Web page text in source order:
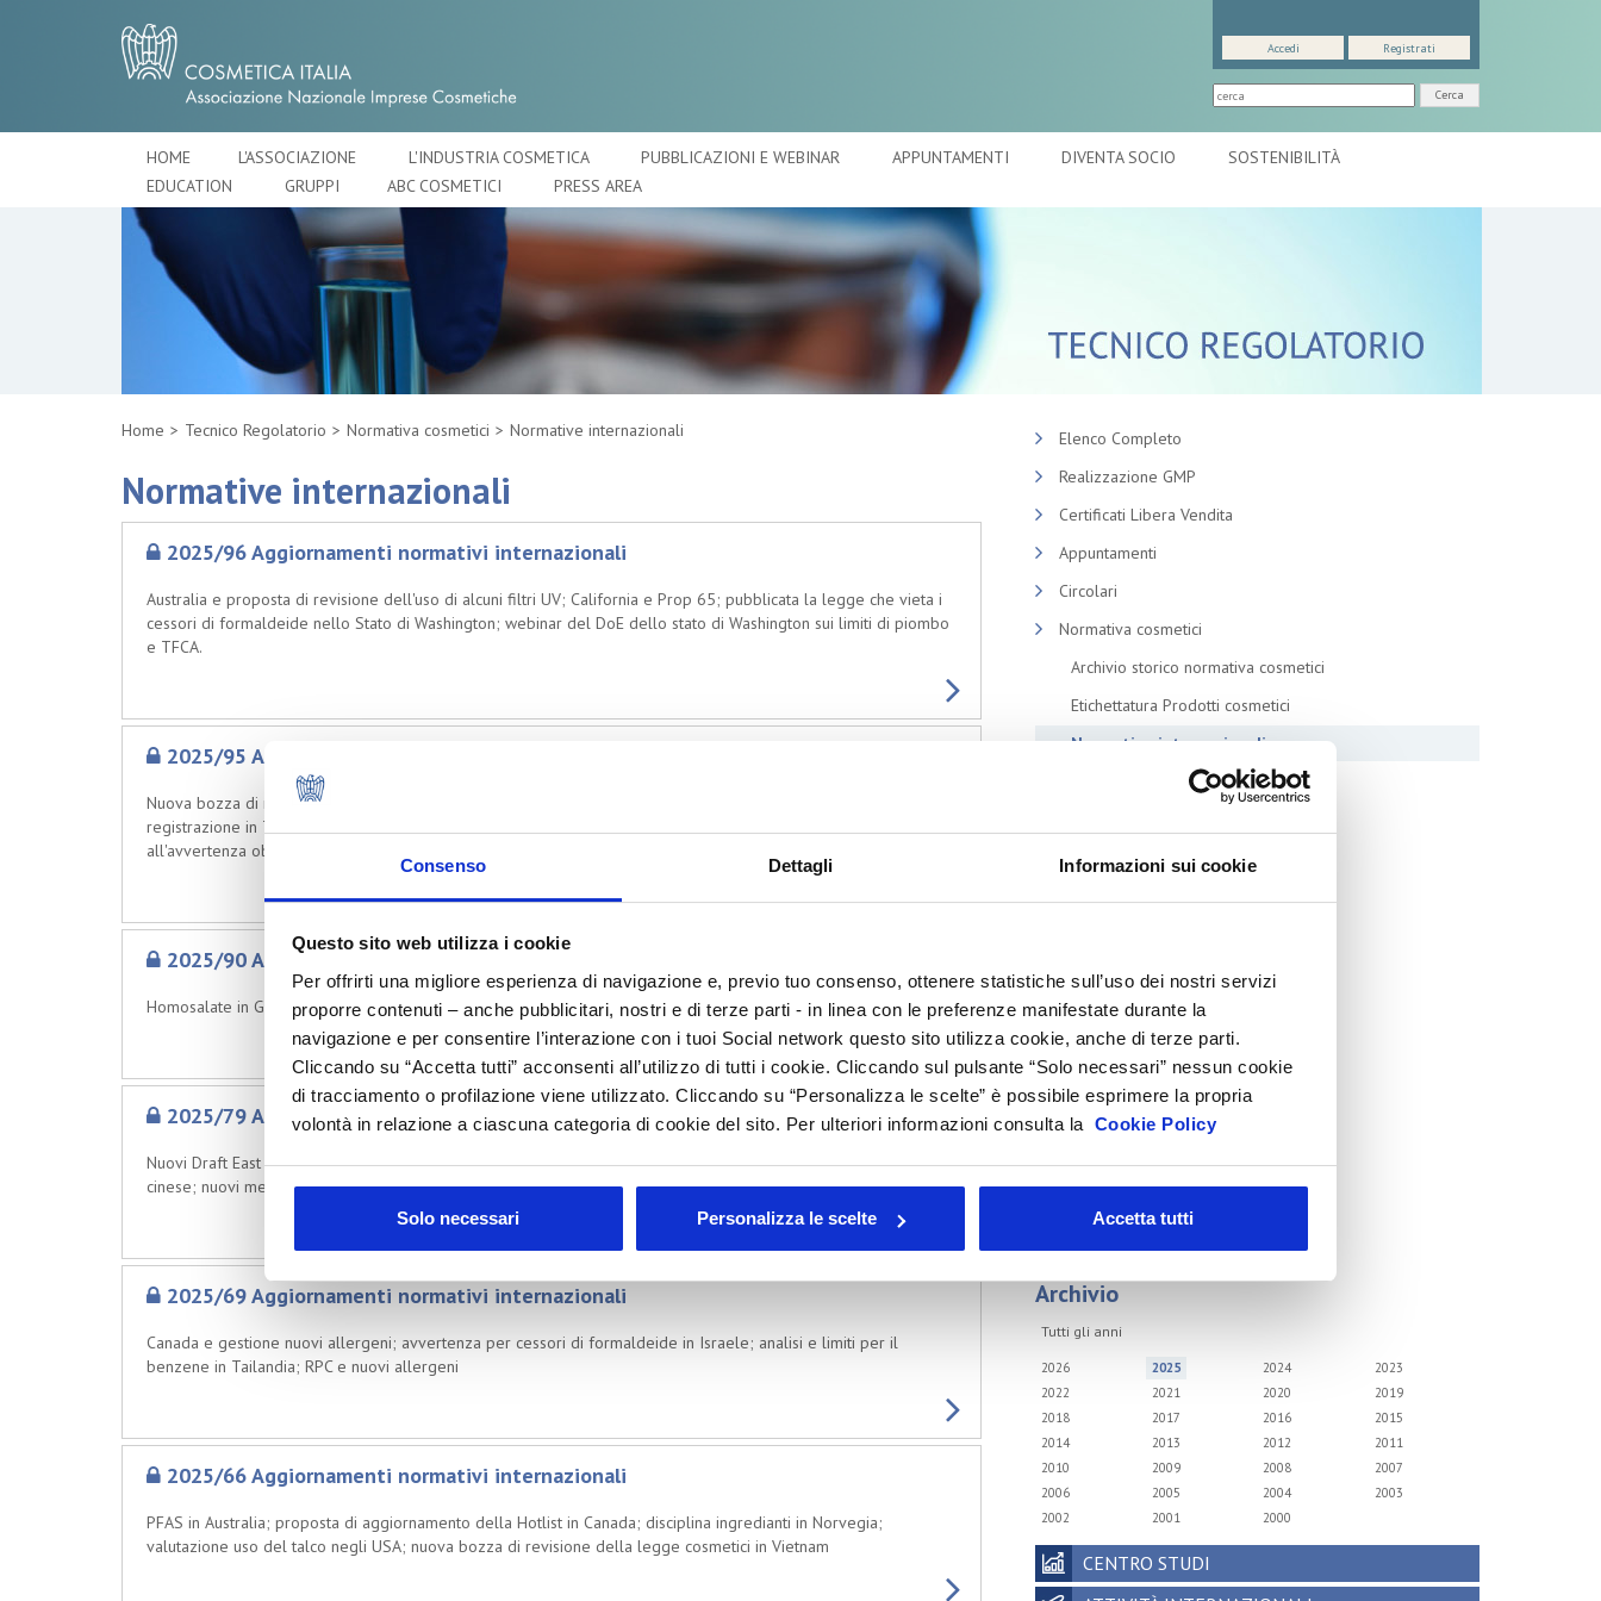
Consenso Dettagli Informazioni sui cookie
Questo sito web utilizza i cookie
Per offrirti una migliore esperienza di navigazione e, previo tuo consenso, ottenere statistiche sull’uso dei nostri servizi
proporre contenuti – anche pubblicitari, nostri e di terze parti - in linea con le preferenze manifestate durante la
navigazione e per consentire l’interazione con i tuoi Social network questo sito utilizza cookie, anche di terze parti.
Cliccando su “Accetta tutti” acconsenti all’utilizzo di tutti i cookie. Cliccando sul pulsante “Solo necessari” nessun cookie
di tracciamento o profilazione viene utilizzato. Cliccando su “Personalizza le scelte” è possibile esprimere la propria
volontà in relazione a ciascuna categoria di cookie del sito. Per ulteriori informazioni consulta la Cookie Policy
Solo necessari Personalizza le scelte Accetta tutti
Cerca
Accedi Registrati
HOME L'ASSOCIAZIONE L'INDUSTRIA COSMETICA PUBBLICAZIONI E WEBINAR APPUNTAMENTI DIVENTA SOCIO
SOSTENIBILITÀ
EDUCATION
GRUPPI ABC COSMETICI PRESS AREA
Home Tecnico Regolatorio Normativa cosmetici Normative internazionali
Normative internazionali
2025/96 Aggiornamenti normativi internazionali
Australia e proposta di revisione dell'uso di alcuni filtri UV; California e Prop 65; pubblicata la legge che vieta i
cessori di formaldeide nello Stato di Washington; webinar del DoE dello stato di Washington sui limiti di piombo
e TFCA.
2025/95 Aggiornamenti normativi internazionali
Nuova bozza di normativa negli EAU; nuovi standard NIFDC nella RPC; aggiornamento procedure di
registrazione in Tunisia; importante decisione a favore dell'industria cosmetica in California relativamente
all'avvertenza obbligatoria prevista dalla Proposition 65 per alcune forme di biossido di titanio.
2025/90 Aggiornamenti normativi internazionali
Homosalate in GB; nuovi standard nella RPC; aggiornamenti sulla California Proposition 65.
2025/79 Aggiornamenti normativi internazionali
Nuovi Draft East African Standards; proposta di nuovo standard giordano sui dentifrici; cambiamenti nello IECIC
cinese; nuovi metodi di analisi e controllo nella RPC
2025/69 Aggiornamenti normativi internazionali
Canada e gestione nuovi allergeni; avvertenza per cessori di formaldeide in Israele; analisi e limiti per il
benzene in Tailandia; RPC e nuovi allergeni
2025/66 Aggiornamenti normativi internazionali
PFAS in Australia; proposta di aggiornamento della Hotlist in Canada; disciplina ingredianti in Norvegia;
valutazione uso del talco negli USA; nuova bozza di revisione della legge cosmetici in Vietnam
Elenco Completo
Realizzazione GMP
Certificati Libera Vendita
Appuntamenti
Circolari
Normativa cosmetici
Archivio storico normativa cosmetici
Etichettatura Prodotti cosmetici
Normative internazionali
Prodotti border-line
Produzione e confezionamento
Dispositivi Medici
REACH e CLP
Sicurezza Prodotti cosmetici
Codici doganali e accise
Altre normative
Archivio
Tutti gli anni
2026 2025 2024
2023
2022
2021 2020
2019
2018
2017 2016
2015
2014
2013 2012
2011
2010
2009 2008
2007
2006
2005 2004
2003
2002
2001 2000
CENTRO STUDI